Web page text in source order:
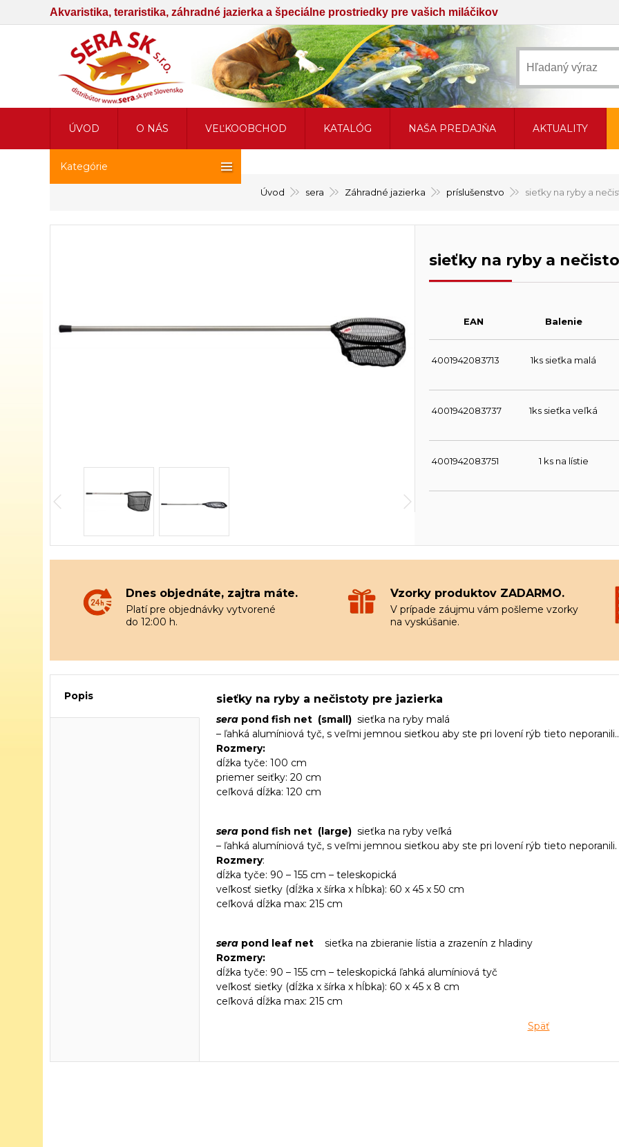
Akvaristika, teraristika, záhradné jazierka a špeciálne prostriedky pre vašich miláčikov
Úvod sera Záhradné jazierka príslušenstvo sieťky na ryby a
sieťky na ryby a
EAN Balenie
4001942083713 1ks sieťka malá
4001942083737 1ks sieťka veľká
4001942083751 1 ks na lístie
Dnes objednáte, zajtra máte.
Platí pre objednávky vytvorené
do 12:00 h.
Vzorky produktov ZADARMO.
V prípade záujmu vám pošleme vzorky
na vyskúšanie.
Popis sieťky na ryby a nečistoty pre jazierka
sera pond fish net (small) sieťka na ryby malá
– ľahká alumíniová tyč, s veľmi jemnou sieťkou aby ste pri lovení rýb tieto neporanili..
Rozmery:
dĺžka tyče: 100 cm
priemer seiťky: 20 cm
ceľková dĺžka: 120 cm
sera pond fish net (large) sieťka na ryby veľká
– ľahká alumíniová tyč, s veľmi jemnou sieťkou aby ste pri lovení rýb tieto neporanili.
Rozmery:
dĺžka tyče: 90 – 155 cm – teleskopická
veľkosť sieťky (dĺžka x šírka x hĺbka): 60 x 45 x 50 cm
ceľková dĺžka max: 215 cm
sera pond leaf net
sieťka na zbieranie lístia a zrazenín z hladiny
Rozmery:
dĺžka tyče: 90 – 155 cm – teleskopická ľahká alumíniová tyč
veľkosť sieťky (dĺžka x šírka x hĺbka): 60 x 45 x 8 cm
ceľková dĺžka max: 215 cm
Späť
Kategórie
ÚVOD O NÁS VEĽKOOBCHOD KATALÓG NAŠA PREDAJŇA AKTUALITY